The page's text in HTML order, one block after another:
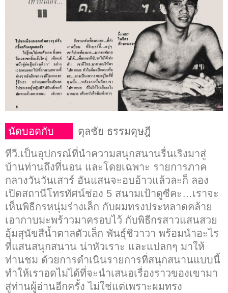
นัดบอดกับ
ตุลชัย ธรรมดุษฎี
ทีวี.เป็นอุปกรณ์ที่นำความสนุกสนานรื่นเริงมาสู่
บ้านท่านถึงที่นอน และโดยเฉพาะ รายการภาค
กลางวันวันเสาร์ อันแสนจะอบอ้าวแล้วละก็ ลอง
เปิดสถานีโทรทัศน์ช่อง 5 สนามเป้าดูซีคะ…เราจะ
เห็นพิธีกรหนุ่มร่างเล็ก กับผมทรงประหลาดคล้าย
เอากาบมะพร้าวมาครอบไว้ กับพิธีกรสาวแสนสวย
อุ้มสุนัขสีน้ำตาลตัวเล็ก พันธุ์ชิวาวา พร้อมนำอะไร
ที่แสนสนุกสนาน น่าหัวเราะ และแปลกๆ มาให้
ท่านชม ด้วยการดำเนินรายการที่สนุกสนานแบบนี้
ทำให้เราอดไม่ได้ที่จะนำเสนอเรื่องราวของเขามา
สู่ท่านผู้อ่านอีกครั้ง ไม่ใช่แต่เพราะผมทรง